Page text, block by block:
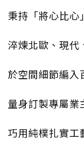
秉持「將心比心
淬煉北歐、現代
於空間細節編入
量身訂製專屬業
巧用純樸扎實工